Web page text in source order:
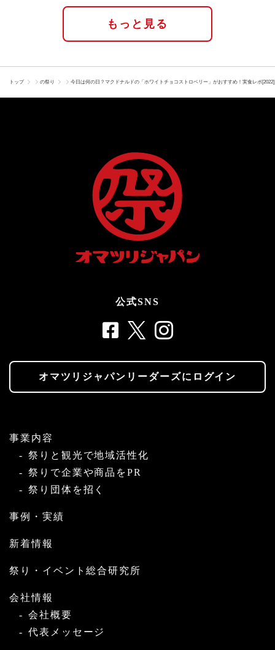
もっと見る
トップ の祭り 今日は何の日？マクドナルドの「ホワイトチョコストロベリー」がおすすめ！実食レポ[2022]
公式SNS
オマツリジャパンリーダーズにログイン
事業内容
祭りと観光で地域活性化
祭りで企業や商品をPR
祭り団体を招く
事例・実績
新着情報
祭り・イベント総合研究所
会社情報
会社概要
代表メッセージ